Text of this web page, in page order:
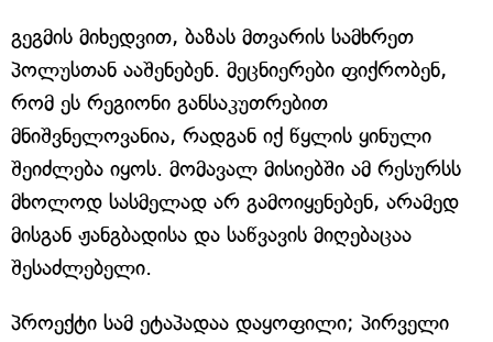
გეგმის მიხედვით, ბაზას მთვარის სამხრეთ
პოლუსთან ააშენებენ. მეცნიერები ფიქრობენ,
რომ ეს რეგიონი განსაკუთრებით
მნიშვნელოვანია, რადგან იქ წყლის ყინული
შეიძლება იყოს. მომავალ მისიებში ამ რესურსს
მხოლოდ სასმელად არ გამოიყენებენ, არამედ
მისგან ჟანგბადისა და საწვავის მიღებაცაა
შესაძლებელი.
პროექტი სამ ეტაპადაა დაყოფილი; პირველი